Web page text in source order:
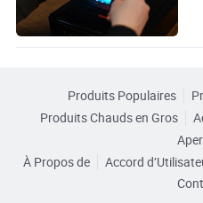
Produits Populaires
Produits Chauds en Gros
À Propos de
Accord